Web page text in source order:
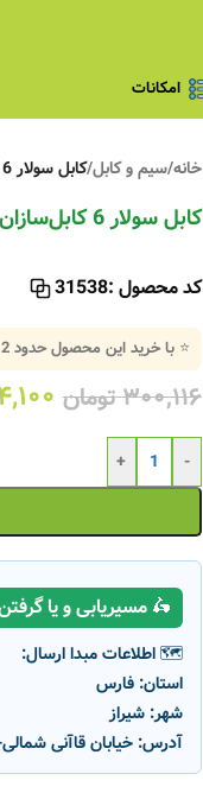
امکانات
خانه/سیم و کابل/کابل سولار 6 کابل‌سازان یزد N2XH
کابل سولار 6 کابل‌سازان یزد N2XH
کد محصول :31538
⭐ با خرید این محصول حدود2
۳۰۰,۱۱۶تومان
-
+
🛵 مسیریابی و یا
🗺️ اطلاعات مبدا ارسال:
استان:فارس
شهر:شیراز
آدرس:خیابان قاآنی شمالی-خیابان